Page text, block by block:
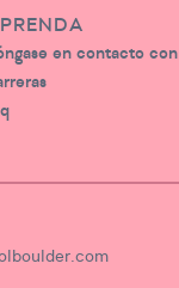
en contacto con